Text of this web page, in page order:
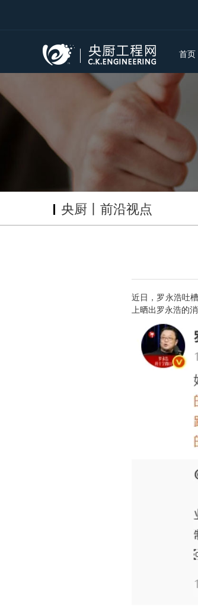
首页
央厨丨前沿视点
近日，罗永浩吐
上晒出罗永浩的